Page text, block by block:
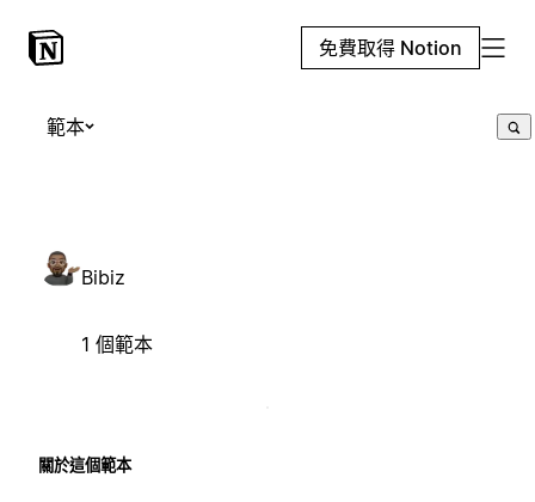
免費取得 Notion
範本
Bibiz
1 個範本
關於這個範本